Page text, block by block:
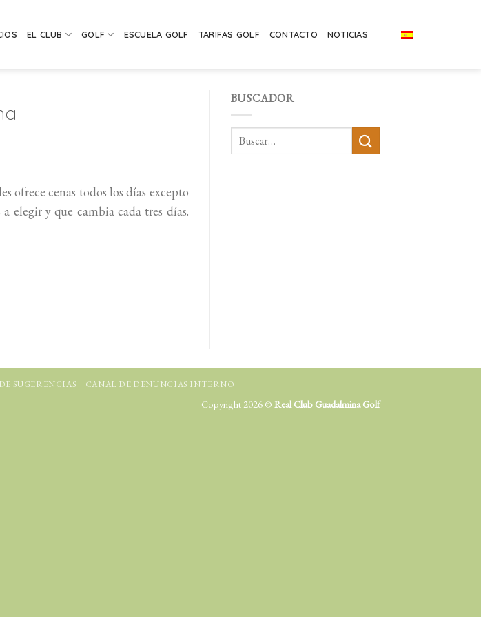
EL CLUB GOLF ESCUELA GOLF TARIFAS GOLF CONTACTO NOTICIAS
ofrece cenas todos los días excepto
elegir y que cambia cada tres días.
BUSCADOR
SUGERENCIAS CANAL DE DENUNCIAS INTERNO
Copyright 2026 © Real Club Guadalmina Golf